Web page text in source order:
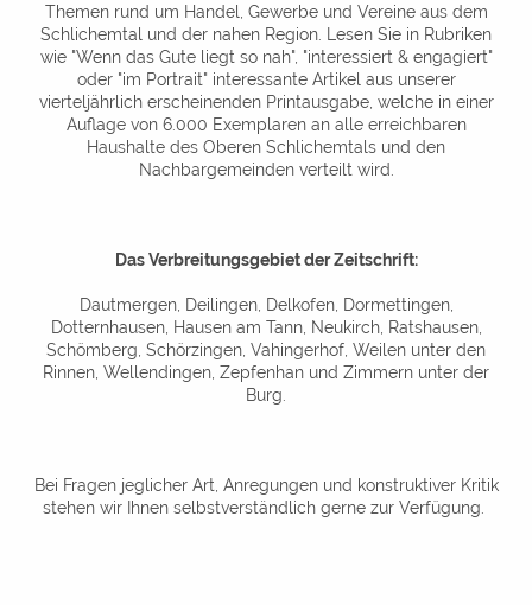
Themen rund um Handel, Gewerbe und Vereine aus dem
Schlichemtal und der nahen Region.
Lesen Sie in Rubriken
wie "Wenn das Gute liegt so nah", "interessiert & engagiert"
oder "im Portrait" interessante Artikel aus unserer
vierteljährlich erscheinenden Printausgabe, welche in einer
Auflage von 6.000 Exemplaren an alle erreichbaren
Haushalte des Oberen Schlichemtals und den
Nachbargemeinden verteilt wird.
Das Verbreitungsgebiet der Zeitschrift:
Dautmergen, Deilingen, Delkofen, Dormettingen,
Dotternhausen, Hausen am Tann, Neukirch, Ratshausen,
Schömberg, Schörzingen, Vahingerhof, Weilen unter den
Rinnen, Wellendingen, Zepfenhan und Zimmern unter der
Burg.
Bei Fragen jeglicher Art, Anregungen und konstruktiver Kritik
stehen wir Ihnen selbstverständlich gerne zur Verfügung.